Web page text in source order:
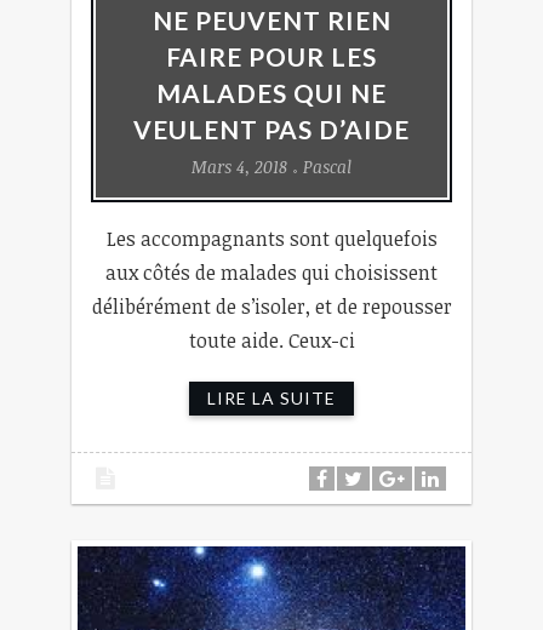
NE PEUVENT RIEN
FAIRE POUR LES
MALADES QUI NE
VEULENT PAS D’AIDE
Mars 4, 2018 Pascal
Les accompagnants sont quelquefois
aux côtés de malades qui choisissent
délibérément de s’isoler, et de repousser
toute aide. Ceux-ci
LIRE LA SUITE